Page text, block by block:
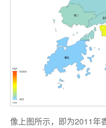
像上图所示，即为2011年